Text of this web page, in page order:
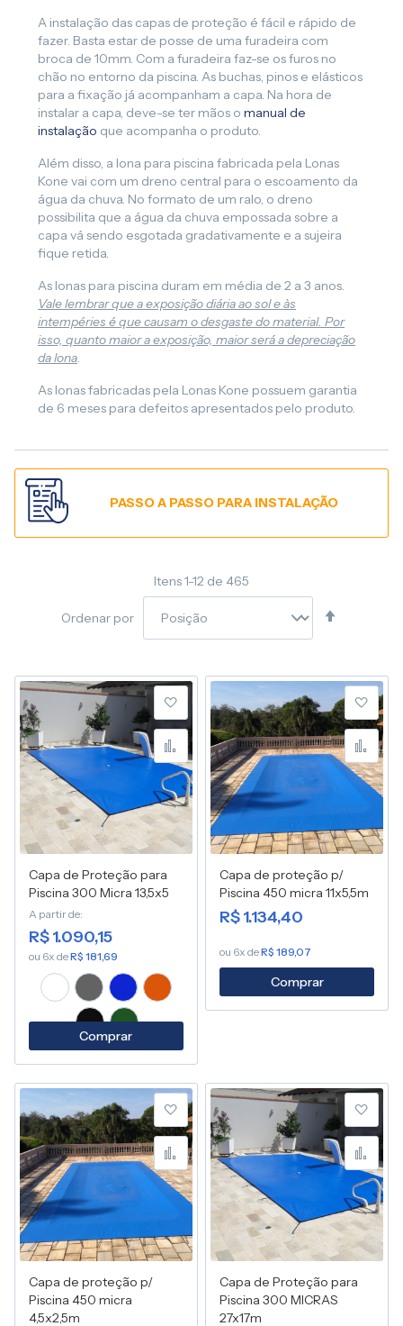
A instalação das capas de proteção é fácil e rápido de
fazer. Basta estar de posse de uma furadeira com
broca de 10mm. Com a furadeira faz-se os furos no
chão no entorno da piscina. As buchas, pinos e elásticos
para a fixação já acompanham a capa. Na hora de
instalar a capa, deve-se ter mãos o manual de
instalação que acompanha o produto.
Além disso, a lona para piscina fabricada pela Lonas
Kone vai com um dreno central para o escoamento da
água da chuva. No formato de um ralo, o dreno
possibilita que a água da chuva empossada sobre a
capa vá sendo esgotada gradativamente e a sujeira
fique retida.
As lonas para piscina duram em média de 2 a 3 anos.
Vale lembrar que a exposição diária ao sol e às
intempéries é que causam o desgaste do material. Por
isso, quanto maior a exposição, maior será a depreciação
da lona.
As lonas fabricadas pela Lonas Kone possuem garantia
de 6 meses para defeitos apresentados pelo produto.
Itens1-12 de 465
Ordenar por
Capa de Proteção para
Piscina 300 Micra 13,5x5
A partir de
R$ 1.090,15
ou 6x deR$ 181,69
Comprar
Adicionar à lista de
Adicionar para
Capa de proteção p/
Piscina 450 micra 11x5,5m
R$ 1.134,40
ou 6x deR$ 189,07
Comprar
Capa de proteção p/
Piscina 450 micra
4,5x2,5m
Adicionar à lista de
Adicionar para
Capa de Proteção para
Piscina 300 MICRAS
27x17m
PASSO A PASSO PARA INSTALAÇÃO